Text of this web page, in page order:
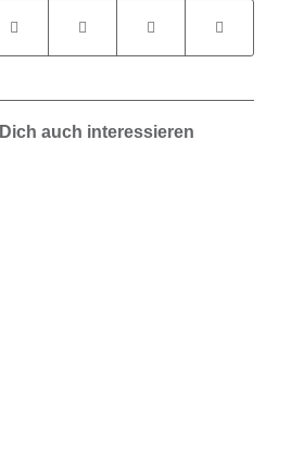
auch interessieren